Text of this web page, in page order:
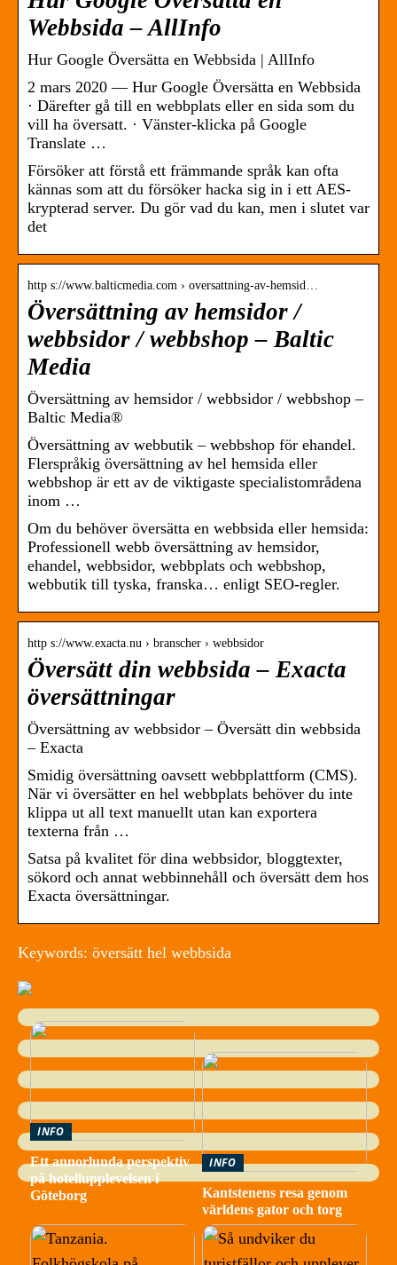
Webbsida – AllInfo
Hur Google Översätta en Webbsida | AllInfo
2 mars 2020 — Hur Google Översätta en Webbsida
· Därefter gå till en webbplats eller en sida som du
vill ha översatt. · Vänster-klicka på Google
Translate …
Försöker att förstå ett främmande språk kan ofta
kännas som att du försöker hacka sig in i ett AES-
krypterad server. Du gör vad du kan, men i slutet var
det
http s://www.balticmedia.com › oversattning-av-hemsid…
Översättning av hemsidor /
webbsidor / webbshop – Baltic
Media
Översättning av hemsidor / webbsidor / webbshop –
Baltic Media®
Översättning av webbutik – webbshop för ehandel.
Flerspråkig översättning av hel hemsida eller
webbshop är ett av de viktigaste specialistområdena
inom …
Om du behöver översätta en webbsida eller hemsida:
Professionell webb översättning av hemsidor,
ehandel, webbsidor, webbplats och webbshop,
webbutik till tyska, franska… enligt SEO-regler.
http s://www.exacta.nu › branscher › webbsidor
Översätt din webbsida – Exacta
översättningar
Översättning av webbsidor – Översätt din webbsida
– Exacta
Smidig översättning oavsett webbplattform (CMS).
När vi översätter en hel webbplats behöver du inte
klippa ut all text manuellt utan kan exportera
texterna från …
Satsa på kvalitet för dina webbsidor, bloggtexter,
sökord och annat webbinnehåll och översätt dem hos
Exacta översättningar.
Keywords: översätt hel webbsida
INFO
Ett annorlunda perspektiv
på hotellupplevelsen i
Göteborg
INFO
Kantstenens resa genom
världens gator och torg